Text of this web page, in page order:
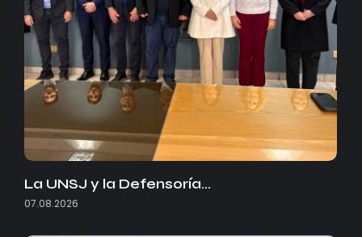
La UNSJ y la Defensoría…
07.08.2026